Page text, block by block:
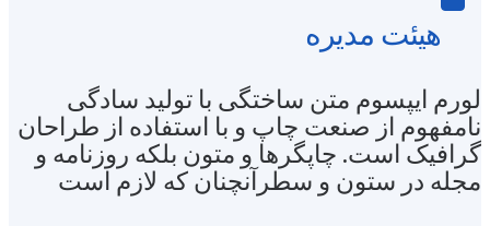
هيئت مدیره
لورم ایپسوم متن ساختگی با تولید سادگی
نامفهوم از صنعت چاپ و با استفاده از طراحان
گرافیک است. چاپگرها و متون بلکه روزنامه و
مجله در ستون و سطرآنچنان که لازم است